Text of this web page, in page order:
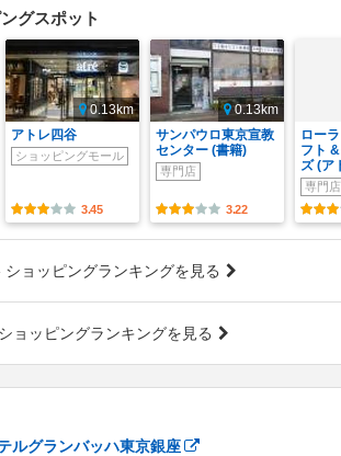
グスポット
0.13km
アトレ四谷
ショッピングモール
3.45
0.13km
サンパウロ東京宣教
センター (書籍)
専門店
3.22
ロー
フト
ズ (ア
専門店
ショッピングランキングを見る
ョッピングランキングを見る
ルグランバッハ東京銀座